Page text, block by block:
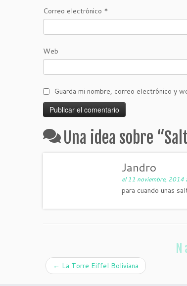
Correo electrónico *
Web
Guarda mi nombre, correo electrónico y
Una idea sobre “
Jandro
el 11 noviembre, 2014
para cuando unas
← La Torre Eiffel Boliviana